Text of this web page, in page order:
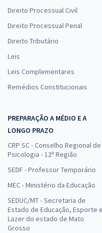
Direito Processual Civil
Direito Processual Penal
Direito Tributário
Leis
Leis Complementares
Remédios Constitucionais
PREPARAÇÃO A MÉDIO E A
LONGO PRAZO
CRP SC - Conselho Regional de
Psicologia - 12ª Região
SEDF - Professor Temporário
MEC - Ministério da Educação
SEDUC/MT - Secretaria de
Estado de Educação, Esporte e
Lazer do estado de Mato
Grosso